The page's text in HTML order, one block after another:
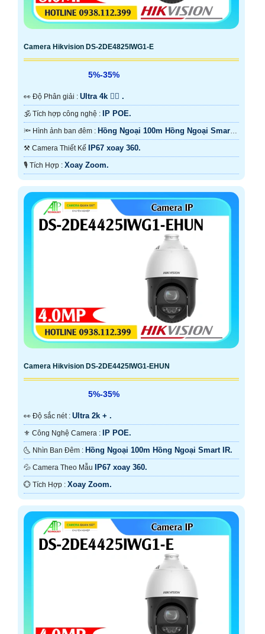
Camera Hikvision DS-2DE4825IWG1-E
5%-35%
️👀 Độ Phân giải : Ultra 4k 👍🏾 .
🕉️ Tích hợp công nghệ : IP POE.
🔦 Hình ảnh ban đêm : Hồng Ngoại 100m Hồng Ngoại Smart
IR.⚒ Camera Thiết Kế IP67 xoay 360.
️🎙 Tích Hợp : Xoay Zoom.
Camera Hikvision DS-2DE4425IWG1-EHUN
5%-35%
️👀 Độ sắc nét : Ultra 2k + .
⚜️ Công Nghệ Camera : IP POE.
🌜 Nhìn Ban Đêm : Hồng Ngoại 100m Hồng Ngoại Smart IR.
💦 Camera Theo Mẫu IP67 xoay 360.
️💮 Tích Hợp : Xoay Zoom.